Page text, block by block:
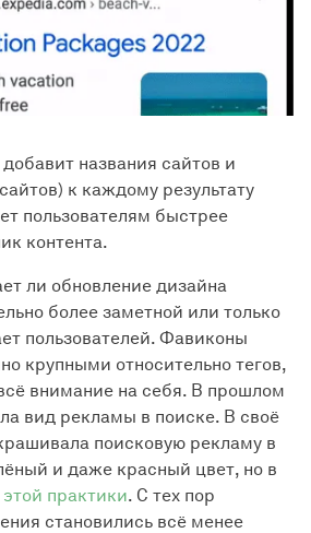
названия сайтов и
к каждому результату
пользователям быстрее
контента.
ли обновление дизайна
более заметной или только
пользователей. Фавиконы
крупными относительно тегов,
внимание на себя. В прошлом
вид рекламы в поиске. В своё
поисковую рекламу в
и даже красный цвет, но в
этой практики. С тех пор
становились всё менее